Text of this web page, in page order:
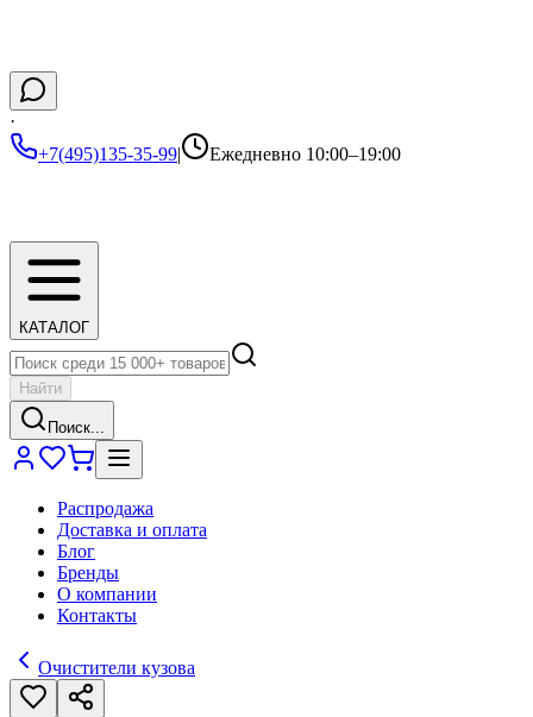
·
+7(495)135-35-99| Ежедневно 10:00–19:00
КАТАЛОГ
Найти
Поиск...
Распродажа
Доставка и оплата
Блог
Бренды
О компании
Контакты
Очистители кузова